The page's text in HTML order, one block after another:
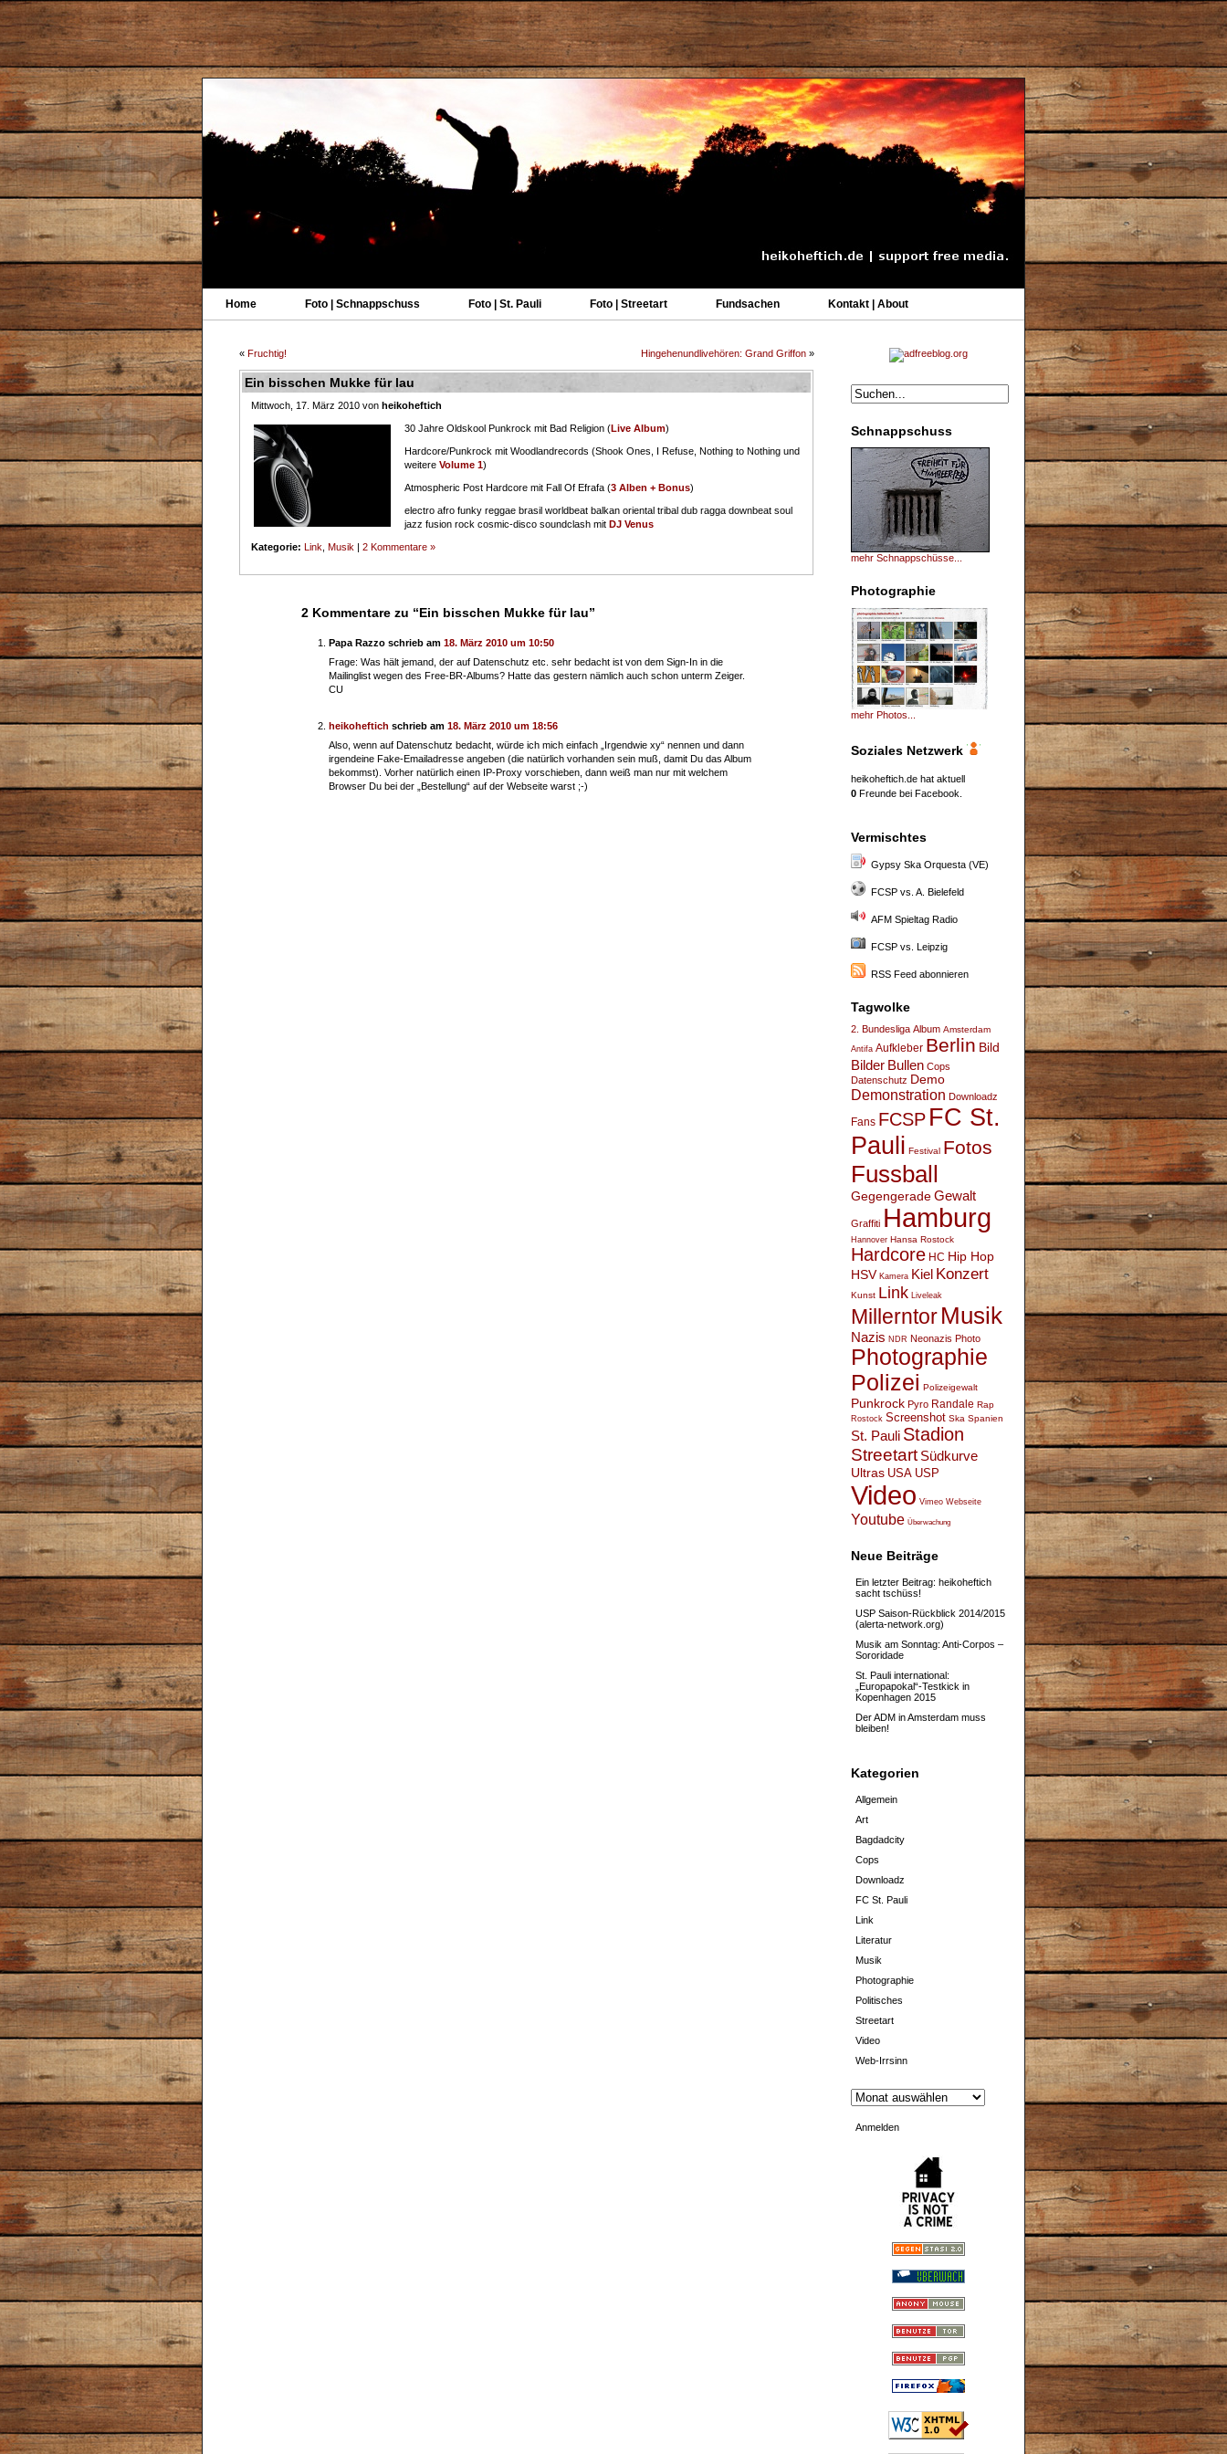
Home Foto | Schnappschuss Foto | St. Pauli Foto | Streetart Fundsachen Kontakt | About
Schnappschuss
mehr Schnappschüsse...
Photographie
mehr Photos...
Soziales Netzwerk
heikoheftich.de hat aktuell
0 Freunde bei Facebook.
Vermischtes
Gypsy Ska Orquesta (VE)
FCSP vs. A. Bielefeld
AFM Spieltag Radio
FCSP vs. Leipzig
RSS Feed abonnieren
Tagwolke
2. Bundesliga Album Amsterdam
Antifa Aufkleber Berlin Bild
Bilder Bullen Cops
Datenschutz Demo
Demonstration Downloadz
Fans FCSP FC St.
Pauli Festival Fotos
Fussball
GegengeradeGewalt
Graffiti Hamburg
Hannover Hansa Rostock
Hardcore HC Hip Hop
HSV Kamera Kiel Konzert
Kunst Link Liveleak
Millerntor Musik
Nazis NDR Neonazis Photo
Photographie
Polizei Polizeigewalt
Punkrock Pyro Randale Rap
Rostock Screenshot Ska Spanien
St. Pauli Stadion
Streetart Südkurve
Ultras USA USP
Video Vimeo Webseite
Youtube Überwachung
Neue Beiträge
Ein letzter Beitrag: heikoheftich
sacht tschüss!
USP Saison-Rückblick 2014/2015
(alerta-network.org)
Musik am Sonntag: Anti-Corpos –
Sororidade
St. Pauli international:
„Europapokal“-Testkick in
Kopenhagen 2015
Der ADM in Amsterdam muss
bleiben!
Kategorien
Allgemein
Art
Bagdadcity
Cops
Downloadz
FC St. Pauli
Link
Literatur
Musik
Photographie
Politisches
Streetart
Video
Web-Irrsinn
Anmelden
« Fruchtig! Hingehenundlivehören: Grand Griffon »
Ein bisschen Mukke für lau
Mittwoch, 17. März 2010 von heikoheftich
30 Jahre Oldskool Punkrock mit Bad Religion (Live Album)
Hardcore/Punkrock mit Woodlandrecords (Shook Ones, I Refuse, Nothing to Nothing und
weitere Volume 1)
Atmospheric Post Hardcore mit Fall Of Efrafa (3 Alben + Bonus)
electro afro funky reggae brasil worldbeat balkan oriental tribal dub ragga downbeat soul
jazz fusion rock cosmic-disco soundclash mit DJ Venus
Kategorie: Link Musik | 2 Kommentare »
2 Kommentare zu “Ein bisschen Mukke für lau”
Papa Razzo schrieb am 18. März 2010 um 10:50
Frage: Was hält jemand, der auf Datenschutz etc. sehr bedacht ist von dem Sign-In in die
Mailinglist wegen des Free-BR-Albums? Hatte das gestern nämlich auch schon unterm Zeiger.
CU
heikoheftich schrieb am 18. März 2010 um 18:56
Also, wenn auf Datenschutz bedacht, würde ich mich einfach „Irgendwie xy“ nennen und dann
irgendeine Fake-Emailadresse angeben (die natürlich vorhanden sein muß, damit Du das Album
bekommst). Vorher natürlich einen IP-Proxy vorschieben, dann weiß man nur mit welchem
Browser Du bei der „Bestellung“ auf der Webseite warst ;-)